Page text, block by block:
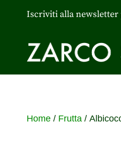
Iscriviti alla newsletter
Home/ Frutta/